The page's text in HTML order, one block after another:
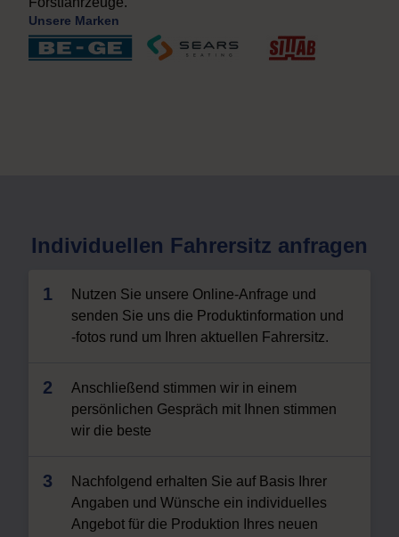
Unsere Marken
Individuellen Fahrersitz anfragen
Nutzen Sie unsere Online-Anfrage und
senden Sie uns die Produktinformation und
-fotos rund um Ihren aktuellen Fahrersitz.
Anschließend stimmen wir in einem
persönlichen Gespräch mit Ihnen stimmen
wir die beste
Nachfolgend erhalten Sie auf Basis Ihrer
Angaben und Wünsche ein individuelles
Angebot für die Produktion Ihres neuen